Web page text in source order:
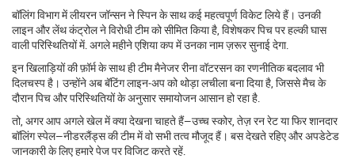
बॉलिंग विभाग में लीयरन जॉन्सन ने स्पिन के साथ कई महत्वपूर्ण विकेट लिये हैं। उनकी
लाइन और लेंथ कंट्रोल ने विरोधी टीम को सीमित किया है, विशेषकर पिच पर हल्की घास
वाली परिस्थितियों में. अगले महीने एशिया कप में उनका नाम ज़रूर सुनाई देगा.
इन खिलाड़ियों की फ़ॉर्म के साथ ही टीम मैनेजर रीना वॉटरसन का रणनीतिक बदलाव भी
दिलचस्प है। उन्होंने अब बॅटिंग लाइन‑अप को थोड़ा लचीला बना दिया है, जिससे मैच के
दौरान पिच और परिस्थितियों के अनुसार समायोजन आसान हो रहा है.
तो, अगर आप अगले खेल में क्या देखना चाहते हैं—उच्च स्कोर, तेज़ रन रेट या फिर शानदार
बॉलिंग स्पेल—नीडरलैंड्स की टीम में वो सभी तत्व मौजूद हैं। बस देखते रहिए और अपडेटेड
जानकारी के लिए हमारे पेज पर विजिट करते रहें.